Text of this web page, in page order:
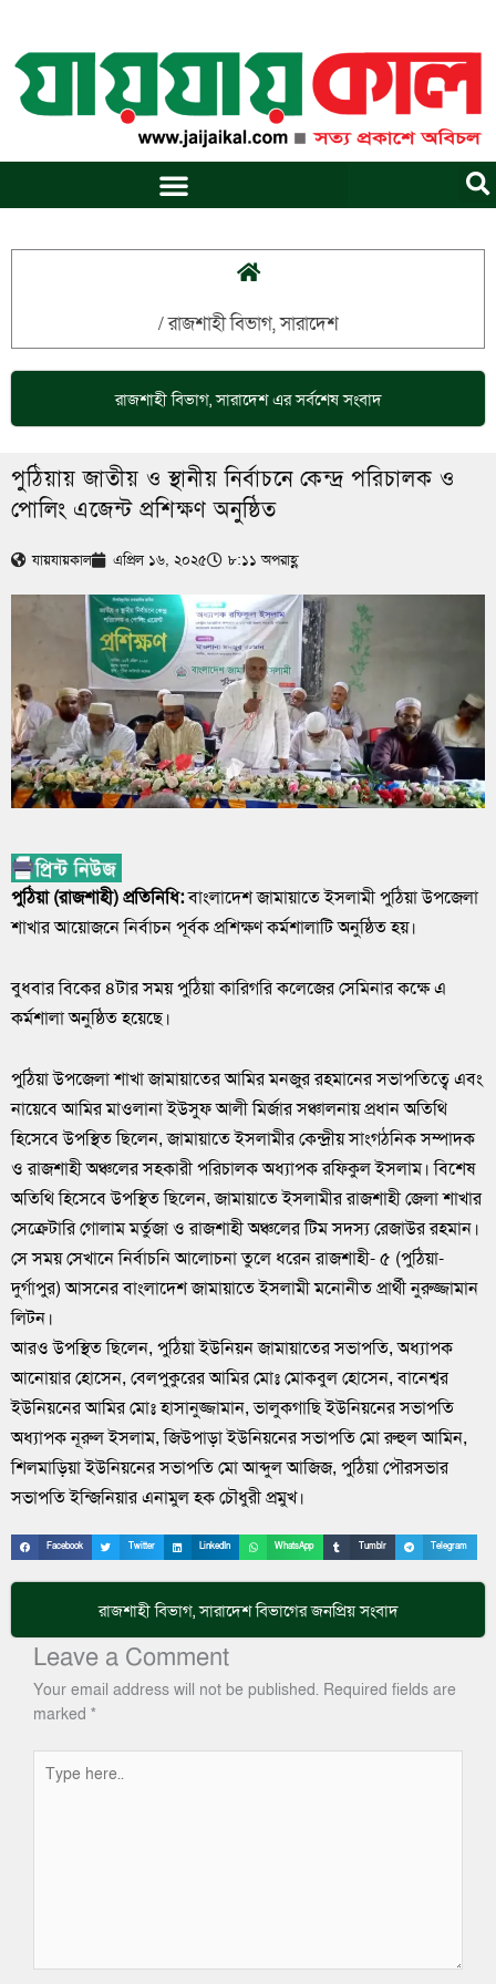
content
/রাজশাহী বিভাগ,সারাদেশ
রাজশাহী বিভাগ,সারাদেশএর সর্বশেষ সংবাদ
পুঠিয়ায় জাতীয় ও স্থানীয় নির্বাচনে কেন্দ্র পরিচালক ও
পোলিং এজেন্ট প্রশিক্ষণ অনুষ্ঠিত
যায়যায়কাল এপ্রিল ১৬, ২০২৫ ৮:১১ অপরাহ্ণ
পুঠিয়া (রাজশাহী) প্রতিনিধি:বাংলাদেশ জামায়াতে ইসলামী পুঠিয়া উপজেলা
শাখার আয়োজনে নির্বাচন পূর্বক প্রশিক্ষণ কর্মশালাটি অনুষ্ঠিত হয়।
বুধবার বিকের ৪টার সময় পুঠিয়া কারিগরি কলেজের সেমিনার কক্ষে এ
কর্মশালা অনুষ্ঠিত হয়েছে।
পুঠিয়া উপজেলা শাখা জামায়াতের আমির মনজুর রহমানের সভাপতিত্বে এবং
নায়েবে আমির মাওলানা ইউসুফ আলী মির্জার সঞ্চালনায় প্রধান অতিথি
হিসেবে উপস্থিত ছিলেন, জামায়াতে ইসলামীর কেন্দ্রীয় সাংগঠনিক সম্পাদক
ও রাজশাহী অঞ্চলের সহকারী পরিচালক অধ্যাপক রফিকুল ইসলাম। বিশেষ
অতিথি হিসেবে উপস্থিত ছিলেন, জামায়াতে ইসলামীর রাজশাহী জেলা শাখার
সেক্রেটারি গোলাম মর্তুজা ও রাজশাহী অঞ্চলের টিম সদস্য রেজাউর রহমান।
সে সময় সেখানে নির্বাচনি আলোচনা তুলে ধরেন রাজশাহী- ৫ (পুঠিয়া-
দুর্গাপুর) আসনের বাংলাদেশ জামায়াতে ইসলামী মনোনীত প্রার্থী নুরুজ্জামান
লিটন।
আরও উপস্থিত ছিলেন, পুঠিয়া ইউনিয়ন জামায়াতের সভাপতি, অধ্যাপক
আনোয়ার হোসেন, বেলপুকুরের আমির মোঃ মোকবুল হোসেন, বানেশ্বর
ইউনিয়নের আমির মোঃ হাসানুজ্জামান, ভালুকগাছি ইউনিয়নের সভাপতি
অধ্যাপক নূরুল ইসলাম, জিউপাড়া ইউনিয়নের সভাপতি মো রুহুল আমিন,
শিলমাড়িয়া ইউনিয়নের সভাপতি মো আব্দুল আজিজ, পুঠিয়া পৌরসভার
সভাপতি ইন্জিনিয়ার এনামুল হক চৌধুরী প্রমুখ।
Facebook Twitter LinkedIn WhatsApp Tumblr Telegram
রাজশাহী বিভাগ,সারাদেশবিভাগের জনপ্রিয় সংবাদ
Leave a Comment
Your email address will not be published. Required fields are
marked *
here..